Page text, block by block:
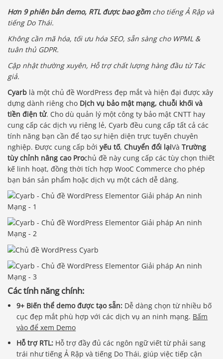
Hơn 9 phiên bản demo, RTL được bao gồmcho tiếng Ả Rập và
tiếng Do Thái.
Không cần mã hóa, tối ưu hóa SEO, sẵn sàng cho WPML &
tuân thủ GDPR.
Cập nhật thường xuyên, Hỗ trợ chất lượng hàng đầu từ Tác
giả.
Cyarb là một chủ đề WordPress đẹp mắt và hiện đại được xây
dựng dành riêng cho Dịch vụ bảo mật mạng, chuỗi khối và
tiền điện tử. Cho dù quản lý một công ty bảo mật CNTT hay
cung cấp các dịch vụ riêng lẻ, Cyarb đều cung cấp tất cả các
tính năng bạn cần để tạo sự hiện diện trực tuyến chuyên
nghiệp. Được cung cấp bởi yếu tố, Chuyển đổi lạiVà Trường
tùy chỉnh nâng cao Prochủ đề này cung cấp các tùy chọn thiết
kế linh hoạt, đồng thời tích hợp WooC Commerce cho phép
bạn bán sản phẩm hoặc dịch vụ một cách dễ dàng.
Các tính năng chính:
9+ Biến thể demo được tạo sẵn: Dễ dàng chọn từ nhiều bố
cục đẹp mắt phù hợp với các dịch vụ an ninh mạng. Bấm
vào để xem Demo
Hỗ trợ RTL: Hỗ trợ đầy đủ các ngôn ngữ viết từ phải sang
trái như tiếng Ả Rập và tiếng Do Thái, giúp việc tiếp cận